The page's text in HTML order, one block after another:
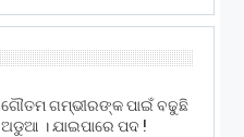
ଗୌତମ ଗମ୍ଭୀରଙ୍କ ପାଇଁ ବଢୁଛି
ଅଡୁଆ । ଯାଇପାରେ ପଦ !